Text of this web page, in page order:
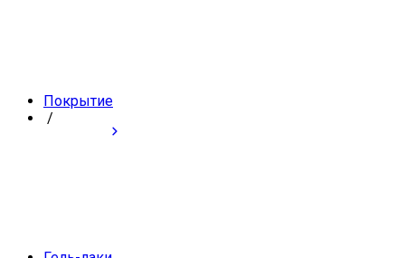
Покрытие
/